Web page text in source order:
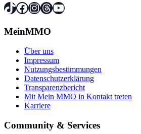
TikTok
Facebook
Instagram
Threads
YouTube
MeinMMO
Über uns
Impressum
Nutzungsbestimmungen
Datenschutzerklärung
Transparenzbericht
Mit Mein MMO in Kontakt treten
Karriere
Community & Services